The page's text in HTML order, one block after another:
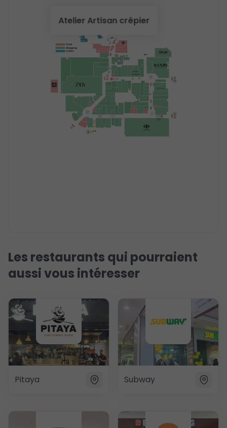
Food
Shopping
Loisirs
Atelier Artisan crêpier
Les restaurants qui pourraient
aussi vous intéresser
Pitaya Subway